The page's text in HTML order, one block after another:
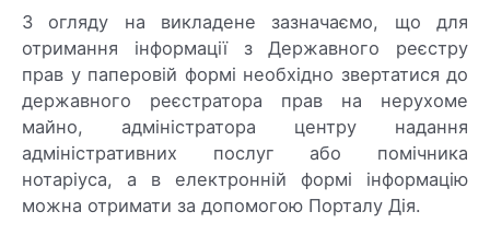
З огляду на викладене зазначаємо, що для
отримання інформації з Державного реєстру
прав у паперовій формі необхідно звертатися до
державного реєстратора прав на нерухоме
майно, адміністратора центру надання
адміністративних послуг або помічника
нотаріуса, а в електронній формі інформацію
можна отримати за допомогою Порталу Дія.